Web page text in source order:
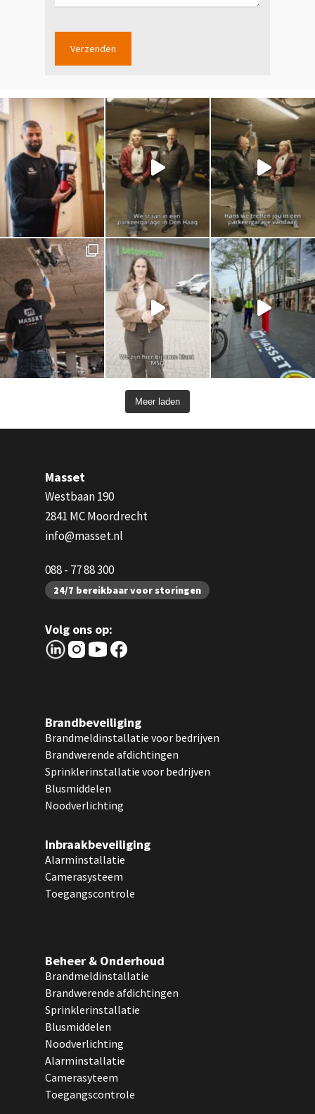
Meer laden
Masset
Westbaan 190
2841 MC Moordrecht
info@masset.nl
088 - 77 88 300
24/7 bereikbaar voor storingen
Volg ons op:
Brandbeveiliging
Brandmeldinstallatie voor bedrijven
Brandwerende afdichtingen
Sprinklerinstallatie voor bedrijven
Blusmiddelen
Noodverlichting
Inbraakbeveiliging
Alarminstallatie
Camerasysteem
Toegangscontrole
Beheer & Onderhoud
Brandmeldinstallatie
Brandwerende afdichtingen
Sprinklerinstallatie
Blusmiddelen
Noodverlichting
Alarminstallatie
Camerasyteem
Toegangscontrole